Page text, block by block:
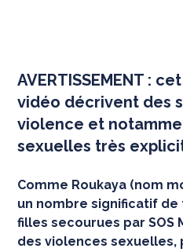
AVERTISSEMENT :
vidéo décrivent des
violence et
sexuelles très
Comme Roukaya (nom
un nombre significatif
filles secourues par SOS
des violences sexuelles,